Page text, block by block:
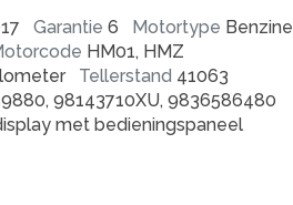
Garantie 6 Motortype Benzine
HM01, HMZ
Tellerstand 41063
98143710XU, 9836586480
met bedieningspaneel